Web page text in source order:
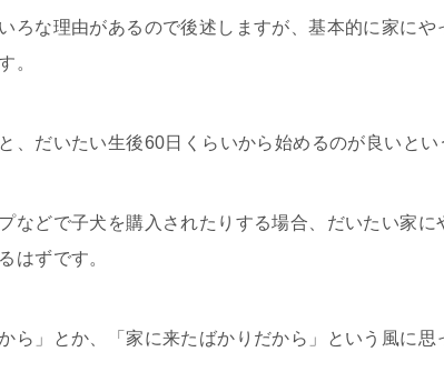
ろな理由があるので後述しますが、基本的に家に
。
、だいたい生後60日くらいから始めるのが良いとい
などで子犬を購入されたりする場合、だいたい家
はずです。
ら」とか、「家に来たばかりだから」という風に思